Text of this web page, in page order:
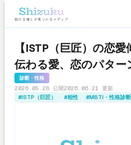
【ISTP（巨匠）の恋
伝わる愛、恋のパター
診断・性格
2026.05.28 公開2026.06.21 更新
#ISTP（巨匠）
#相性 #MBTI・性格診断